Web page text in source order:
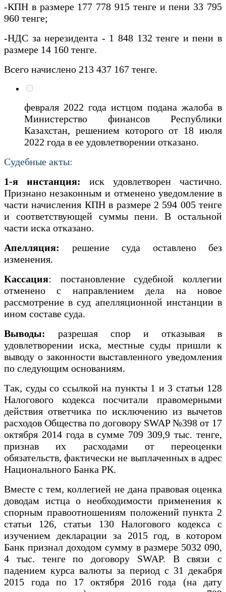
-КПН в размере 177 778 915 тенге и пени 33 795
960 тенге;
-НДС за нерезидента - 1 848 132 тенге и пени в
размере 14 160 тенге.
Всего начислено 213 437 167 тенге.
февраля 2022 года истцом подана жалоба в
Министерство финансов Республики
Казахстан, решением которого от 18 июля
2022 года в ее удовлетворении отказано.
Судебные акты:
1-я инстанция: иск удовлетворен частично.
Признано незаконным и отменено уведомление в
части начисления КПН в размере 2 594 005 тенге
и соответствующей суммы пени. В остальной
части иска отказано.
Апелляция: решение суда оставлено без
изменения.
Кассация: постановление судебной коллегии
отменено с направлением дела на новое
рассмотрение в суд апелляционной инстанции в
ином составе суда.
Выводы: разрешая спор и отказывая в
удовлетворении иска, местные суды пришли к
выводу о законности выставленного уведомления
по следующим основаниям.
Так, суды со ссылкой на пункты 1 и 3 статьи 128
Налогового кодекса посчитали правомерными
действия ответчика по исключению из вычетов
расходов Общества по договору SWAP №398 от 17
октября 2014 года в сумме 709 309,9 тыс. тенге,
признав их расходами от переоценки
обязательств, фактически не выплаченных в адрес
Национального Банка РК.
Вместе с тем, коллегией не дана правовая оценка
доводам истца о необходимости применения к
спорным правоотношениям положений пункта 2
статьи 126, статьи 130 Налогового кодекса с
изучением декларации за 2015 год, в котором
Банк признал доходом сумму в размере 5032 090,
4 тыс. тенге по договору SWAP. В связи с
падением курса валюты за период с 31 декабря
2015 года по 17 октября 2016 года (на дату